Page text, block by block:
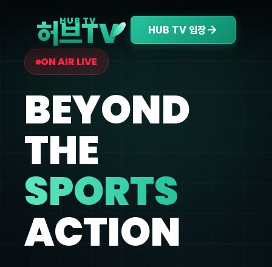
HUB TV
허브TV HUB TV 입장
ON AIR LIVE
BEYOND
THE
SPORTS
ACTION